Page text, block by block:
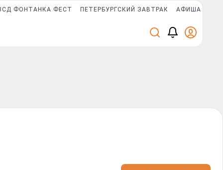
ФОНТАНКА ФЕСТ ПЕТЕРБУРГСКИЙ ЗАВТРАК АФИША PLUS